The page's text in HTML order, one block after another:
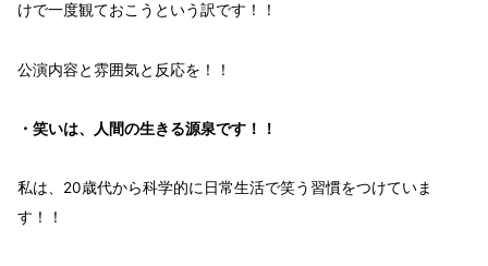
けで一度観ておこうという訳です！！
公演内容と雰囲気と 反応を！！
・笑いは、人間の生きる源泉です！！
私は、 20歳代から科学的に 日常生活で笑う習慣をつけていま
す！！